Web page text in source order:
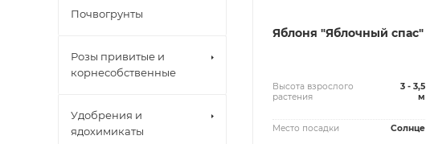
Яблоня "Яблочный спас"
Высота взрослого
растения
3 - 3,5
м
Место посадки Солнце
Почвогрунты
Розы привитые и
корнесобственные
Удобрения и
ядохимикаты